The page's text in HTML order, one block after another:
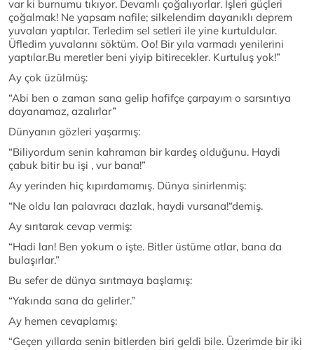
var ki burnumu tıkıyor. Devamlı çoğalıyorlar. İşleri güçleri
çoğalmak! Ne yapsam nafile; silkelendim dayanıklı deprem
yuvaları yaptılar. Terledim sel setleri ile yine kurtuldular.
Üfledim yuvalarını söktüm. Oo! Bir yıla varmadı yenilerini
yaptılar.Bu meretler beni yiyip bitirecekler. Kurtuluş yok!”
Ay çok üzülmüş:
“Abi ben o zaman sana gelip hafifçe çarpayım o sarsıntıya
dayanamaz, azalırlar”
Dünyanın gözleri yaşarmış:
“Biliyordum senin kahraman bir kardeş olduğunu. Haydi
çabuk bitir bu işi , vur bana!”
Ay yerinden hiç kıpırdamamış. Dünya sinirlenmiş:
“Ne oldu lan palavracı dazlak, haydi vursana!“demiş.
Ay sırıtarak cevap vermiş:
“Hadi lan! Ben yokum o işte. Bitler üstüme atlar, bana da
bulaşırlar.”
Bu sefer de dünya sırıtmaya başlamış:
“Yakında sana da gelirler.”
Ay hemen cevaplamış:
“Geçen yıllarda senin bitlerden biri geldi bile. Üzerimde bir iki